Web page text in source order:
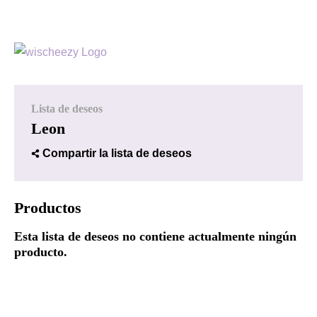
Lista de deseos
Leon
Compartir la lista de deseos
Productos
Esta lista de deseos no contiene actualmente ningún
producto.